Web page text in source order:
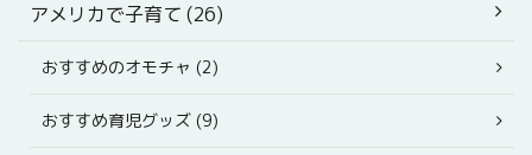
アメリカで子育て (26)
おすすめのオモチャ (2)
おすすめ育児グッズ (9)